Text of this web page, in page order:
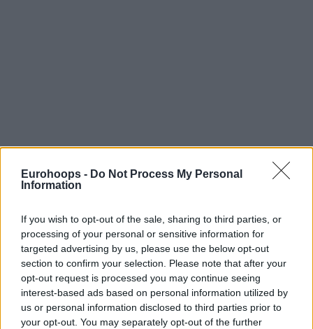
Eurohoops - Do Not Process My Personal
Information
If you wish to opt-out of the sale, sharing to third parties, or
processing of your personal or sensitive information for
targeted advertising by us, please use the below opt-out
section to confirm your selection. Please note that after your
opt-out request is processed you may continue seeing
interest-based ads based on personal information utilized by
us or personal information disclosed to third parties prior to
your opt-out. You may separately opt-out of the further
Erst vor zwei Wochen, als das Coronavirus nur in China und
Italien ein Thema war, traf sich Eurohoops in Athen mit
Trainer Dimitris Itoudis. Der zweifache EuroLeague-
Champion als Cheftrainer und der wohl der erfolgreichste
Assistent der modernen EuroLeague als Stellvertreter von
Zeljko ObradovicmitPanathinaikosbraucht keine weitere